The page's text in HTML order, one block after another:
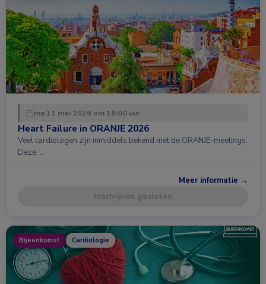
ma 11 mei 2026 om 18:00 uur
Heart Failure in ORANJE 2026
Veel cardiologen zijn inmiddels bekend met de ORANJE-meetings.
Deze …
Meer informatie →
Inschrijven gesloten
Bijeenkomst Cardiologie